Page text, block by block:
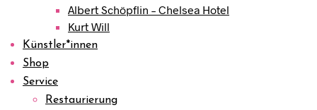
Albert Schöpflin – Chelsea Hotel
Kurt Will
Künstler*innen
Shop
Service
Restaurierung